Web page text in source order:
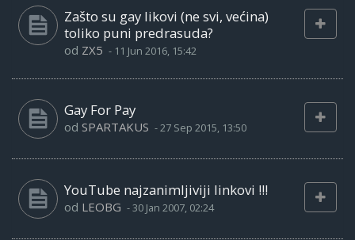
Zašto su gay likovi (ne svi, većina)
toliko puni predrasuda?
od ZX5 - 11 Jun 2016, 15:42
Gay For Pay
od SPARTAKUS -27 Sep 2015, 13:50
YouTube najzanimljiviji linkovi !!!
od LEOBG -30 Jan 2007, 02:24